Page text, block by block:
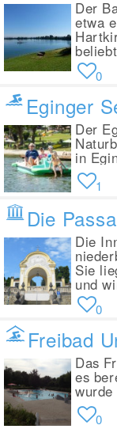
Der
etwa
0
Eginger
Der
in
1
Die
Die
Sie
und
0
Freibad
Das
es
0